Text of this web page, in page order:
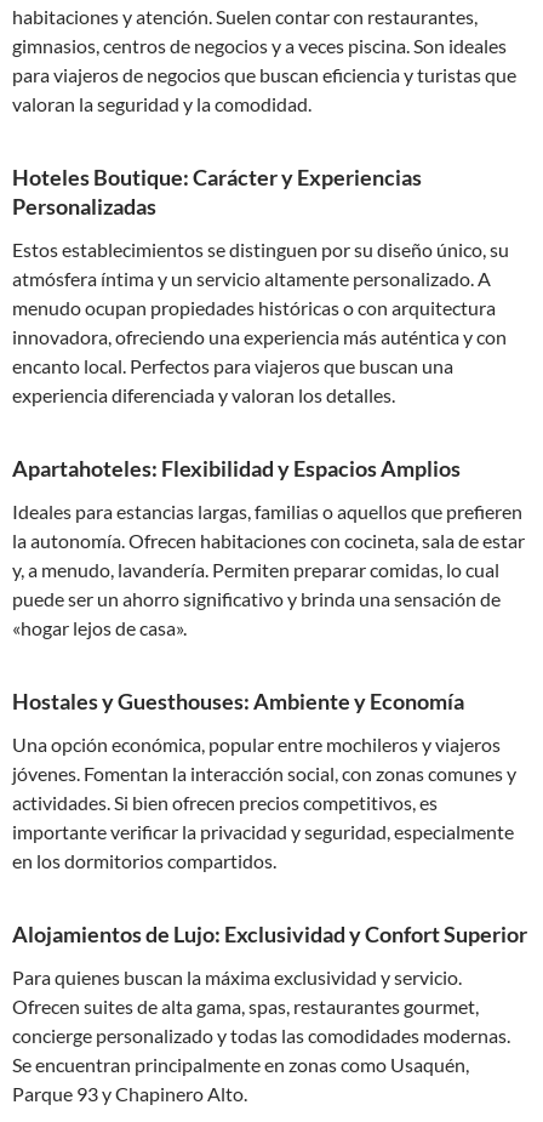
habitaciones y atención. Suelen contar con restaurantes,
gimnasios, centros de negocios y a veces piscina. Son ideales
para viajeros de negocios que buscan eficiencia y turistas que
valoran la seguridad y la comodidad.
Hoteles Boutique: Carácter y Experiencias
Personalizadas
Estos establecimientos se distinguen por su diseño único, su
atmósfera íntima y un servicio altamente personalizado. A
menudo ocupan propiedades históricas o con arquitectura
innovadora, ofreciendo una experiencia más auténtica y con
encanto local. Perfectos para viajeros que buscan una
experiencia diferenciada y valoran los detalles.
Apartahoteles: Flexibilidad y Espacios Amplios
Ideales para estancias largas, familias o aquellos que prefieren
la autonomía. Ofrecen habitaciones con cocineta, sala de estar
y, a menudo, lavandería. Permiten preparar comidas, lo cual
puede ser un ahorro significativo y brinda una sensación de
«hogar lejos de casa».
Hostales y Guesthouses: Ambiente y Economía
Una opción económica, popular entre mochileros y viajeros
jóvenes. Fomentan la interacción social, con zonas comunes y
actividades. Si bien ofrecen precios competitivos, es
importante verificar la privacidad y seguridad, especialmente
en los dormitorios compartidos.
Alojamientos de Lujo: Exclusividad y Confort Superior
Para quienes buscan la máxima exclusividad y servicio.
Ofrecen suites de alta gama, spas, restaurantes gourmet,
concierge personalizado y todas las comodidades modernas.
Se encuentran principalmente en zonas como Usaquén,
Parque 93 y Chapinero Alto.